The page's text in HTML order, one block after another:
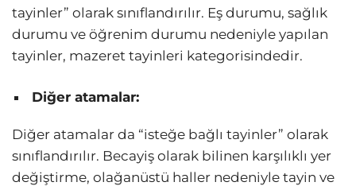
tayinler” olarak sınıflandırılır. Eş durumu, sağlık
durumu ve öğrenim durumu nedeniyle yapılan
tayinler, mazeret tayinleri kategorisindedir.
Diğer atamalar:
Diğer atamalar da “isteğe bağlı tayinler” olarak
sınıflandırılır. Becayiş olarak bilinen karşılıklı yer
değiştirme, olağanüstü haller nedeniyle tayin ve